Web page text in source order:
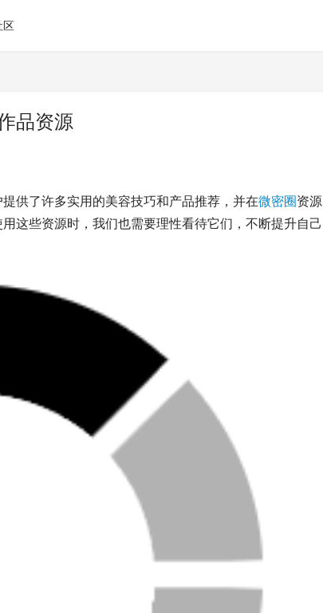
区
品资源
供了许多实用的美容技巧和产品推荐，并在微密圈资源
这些资源时，我们也需要理性看待它们，不断提升自己